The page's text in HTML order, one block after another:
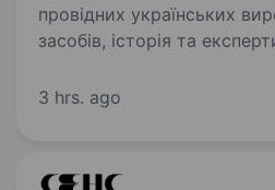
провідних українських
засобів, історія та
спеціалізується на
3 hrs. ago